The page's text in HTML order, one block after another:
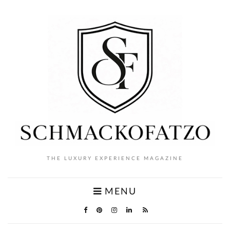
THE LUXURY EXPERIENCE MAGAZINE
MENU